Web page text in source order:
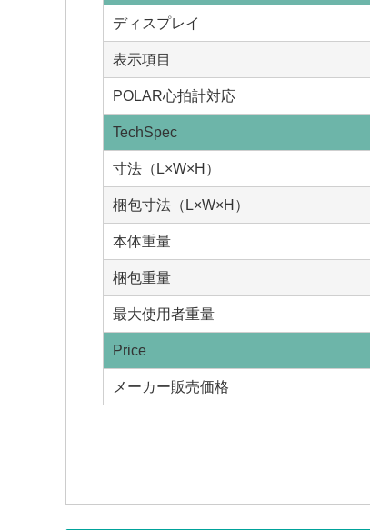
ディスプレイ
表示項目
POLAR心拍計対応
TechSpec
寸法（L×W×H）
梱包寸法（L×W×H）
本体重量
梱包重量
最大使用者重量
Price
メーカー販売価格